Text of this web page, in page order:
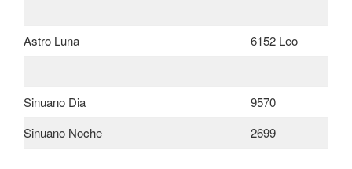
Astro Luna 6152 Leo
Sinuano Dia
9570
Sinuano Noche
2699